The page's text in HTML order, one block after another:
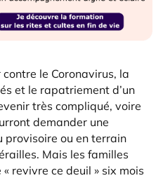
le Coronavirus, la
et le rapatriement d’un
très compliqué, voire
demander une
provisoire ou en terrain
Mais les familles
revivre ce deuil » six mois